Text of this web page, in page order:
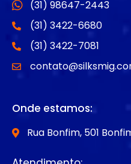
(31) 98647-2443
(31) 3422-6680
(31) 3422-7081
Onde estamos:
Rua Bonfim, 501